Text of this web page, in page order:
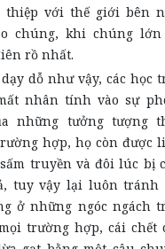
thiệp với thế giới bên
chúng, khi chúng
rồ nhất.
như vậy, các học
nhân tính vào sự
những tưởng tượng
hợp, họ còn được
truyền và đôi lúc bị
tuy vậy lại luôn tránh
ở những ngóc ngách
trường hợp, cái chết